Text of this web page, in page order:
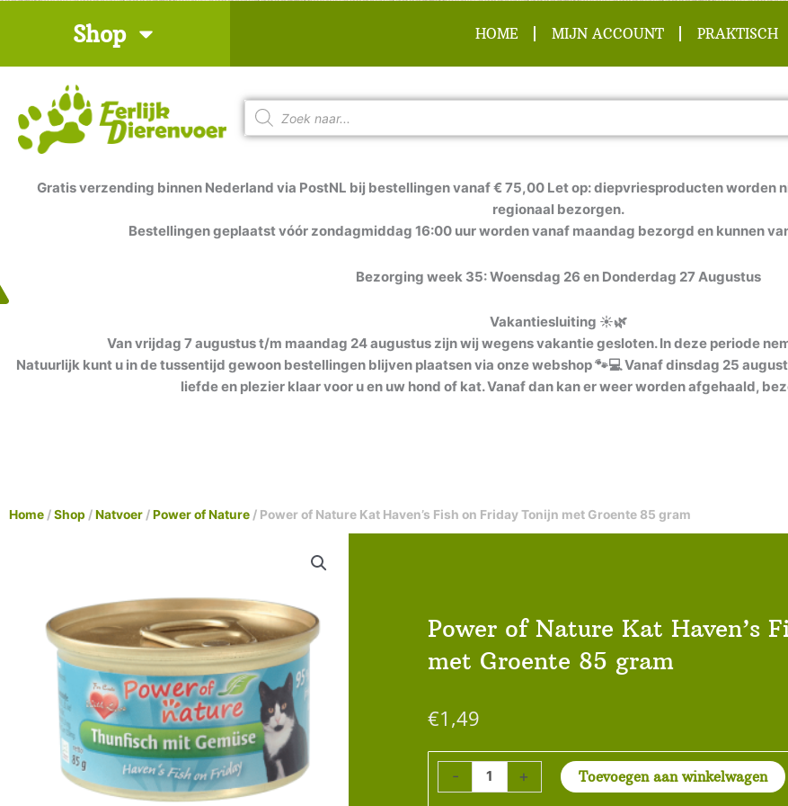
Shop HOME MIJN ACCOUNT PRAKTISCH
Producten
zoeken
Gratis verzending binnen Nederland via PostNL bij bestellingen vanaf € 75,00 Let op: diepvriesproducten worden
regionaal bezorgen.
Bestellingen geplaatst vóór zondagmiddag 16:00 uur worden vanaf maandag bezorgd en kunnen
Bezorging week 35: Woensdag 26 en Donderdag 27 Augustus
Vakantiesluiting ☀️🌿
Van vrijdag 7 augustus t/m maandag 24 augustus zijn wij wegens vakantie gesloten. In deze periode
Natuurlijk kunt u in de tussentijd gewoon bestellingen blijven plaatsen via onze webshop 🐾💻 Vanaf dinsdag 25
liefde en plezier klaar voor u en uw hond of kat. Vanaf dan kan er weer worden afgehaald,
Home /Shop /Natvoer /Power of Nature / Power of Nature Kat Haven’s Fish on Friday Tonijn met Groente 85 gram
Power of Nature Kat Haven’s
met Groente 85 gram
€1,49
-
Power
+ Toevoegen aan winkelwagen